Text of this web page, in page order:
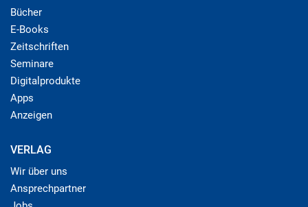
Bücher
E-Books
Zeitschriften
Seminare
Digitalprodukte
Apps
Anzeigen
VERLAG
Wir über uns
Ansprechpartner